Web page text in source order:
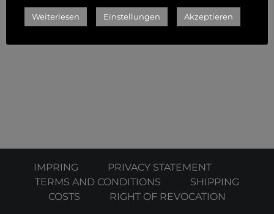
IMPRING
PRIVACY STATEMENT
TERMS AND CONDITIONS
SHIPPING
COSTS
RIGHT OF REVOCATION
Weiterlesen Einstellungen Akzeptieren